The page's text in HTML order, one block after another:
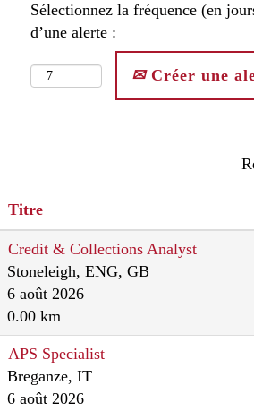
Sélectionnez la fréquence (en
d’une alerte :
Créer une
Titre
Credit & Collections Analyst
Stoneleigh, ENG, GB
6 août 2026
0.00 km
APS Specialist
Breganze, IT
6 août 2026